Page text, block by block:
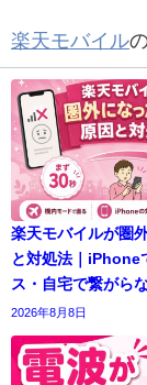
楽天モバイル
楽天モバイルが圏
と対処法｜iPhone
ス・自宅で繋がら
2026年8月8日